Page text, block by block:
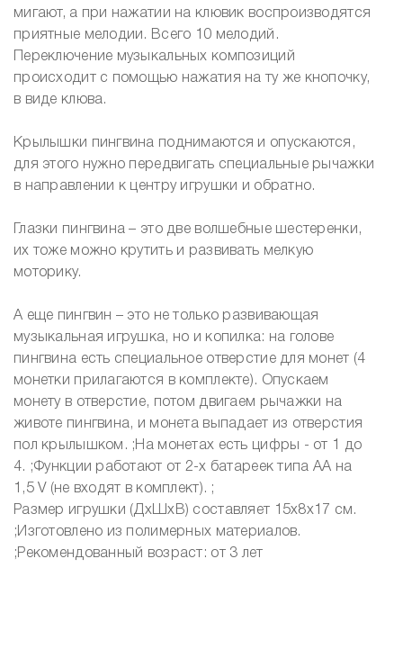
мигают, а при нажатии на клювик воспроизводятся
приятные мелодии. Всего 10 мелодий.
Переключение музыкальных композиций
происходит с помощью нажатия на ту же кнопочку,
в виде клюва.
Крылышки пингвина поднимаются и опускаются,
для этого нужно передвигать специальные рычажки
в направлении к центру игрушки и обратно.
Глазки пингвина – это две волшебные шестеренки,
их тоже можно крутить и развивать мелкую
моторику.
А еще пингвин – это не только развивающая
музыкальная игрушка, но и копилка: на голове
пингвина есть специальное отверстие для монет (4
монетки прилагаются в комплекте). Опускаем
монету в отверстие, потом двигаем рычажки на
животе пингвина, и монета выпадает из отверстия
пол крылышком. ;На монетах есть цифры - от 1 до
4. ;Функции работают от 2-х батареек типа AA на
1,5 V (не входят в комплект). ;
Размер игрушки (ДxШxВ) составляет 15x8x17 см.
;Изготовлено из полимерных материалов.
;Рекомендованный возраст: от 3 лет